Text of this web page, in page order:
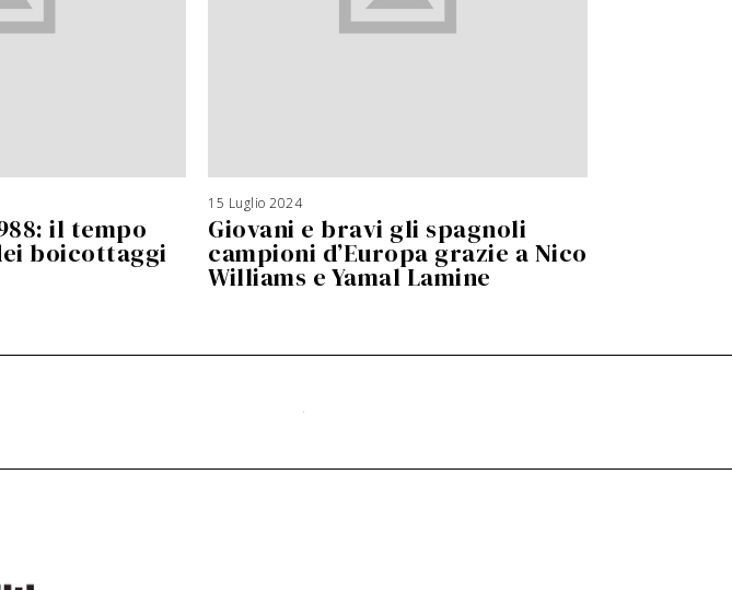
il tempo
boicottaggi
15 Luglio 20249
e
t
t
e
m
b
r
e
Giovani e bravi gli spagnoli
campioni d’Europa grazie a Nico
Williams e Yamal Lamine